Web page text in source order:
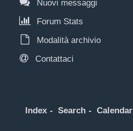
Nuovi messaggi
Forum Stats
Modalità archivio
Contattaci
Index Search Calendar